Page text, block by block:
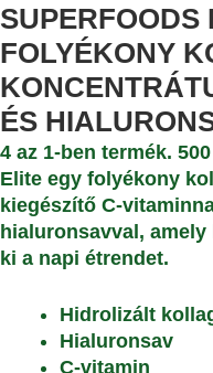
SUPERFOODS
FOLYÉKONY
ÉS
4 az 1-ben termék.
Elite egy folyékony
kiegészítő C-
hialuronsavval,
ki a napi étrendet.
Hidrolizált
Hialuronsav
C-vitamin